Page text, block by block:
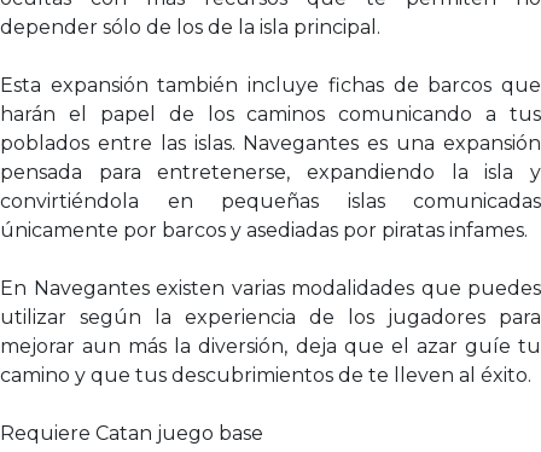
depender sólo de los de la isla principal.
Esta expansión también incluye fichas de barcos que
harán el papel de los caminos comunicando a tus
poblados entre las islas. Navegantes es una expansión
pensada para entretenerse, expandiendo la isla y
convirtiéndola en pequeñas islas comunicadas
únicamente por barcos y asediadas por piratas infames.
En Navegantes existen varias modalidades que puedes
utilizar según la experiencia de los jugadores para
mejorar aun más la diversión, deja que el azar guíe tu
camino y que tus descubrimientos de te lleven al éxito.
Requiere Catan juego base